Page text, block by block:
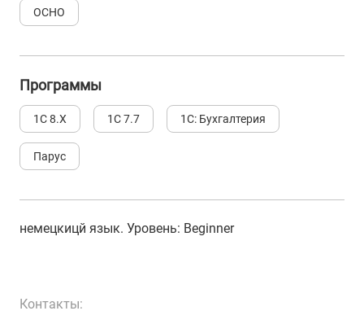
ОСНО
Программы
1С 8.Х 1С 7.7 1С: Бухгалтерия
Парус
немецкицй язык. Уровень: Beginner
Контакты: